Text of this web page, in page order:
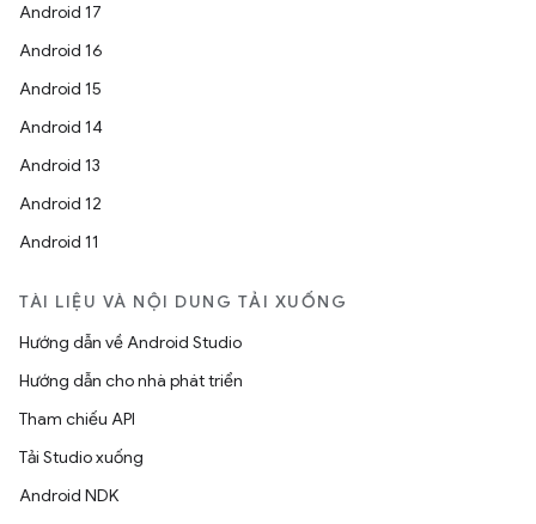
Android 17
Android 16
Android 15
Android 14
Android 13
Android 12
Android 11
TÀI LIỆU VÀ NỘI DUNG TẢI XUỐNG
Hướng dẫn về Android Studio
Hướng dẫn cho nhà phát triển
Tham chiếu API
Tải Studio xuống
Android NDK